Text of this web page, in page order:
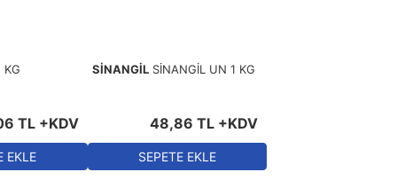
KG
TL+KDV
EKLE
SİNANGİL SİNANGİL UN 1 KG
48,86 TL +KDV
SEPETE EKLE